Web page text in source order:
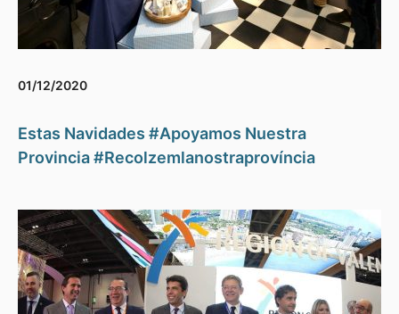
01/12/2020
Estas Navidades #Apoyamos Nuestra
Provincia #Recolzemlanostraprovíncia